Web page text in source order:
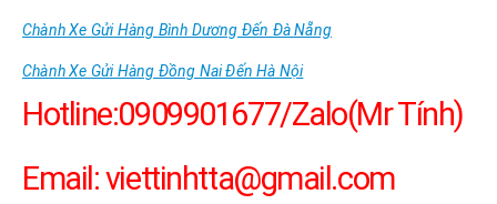
Chành Xe Gửi Hàng Bình Dương Đến Đà Nẵng
Chành Xe Gửi Hàng Đồng Nai Đến Hà Nội
Hotline:0909901677/Zalo(Mr Tính)
Email:viettinhtta@gmail.com